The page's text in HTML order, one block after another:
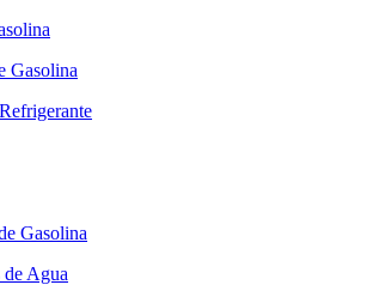
Gasolina
Gasolina
de Agua